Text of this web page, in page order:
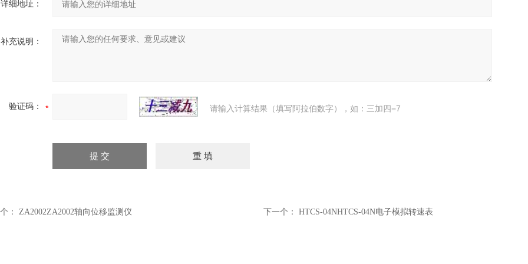
详细地址：
补充说明：
验证码： 请输入计算结果（填写阿拉伯数字），如：三加四=7
： ZA2002ZA2002轴向位移监测仪 下一个： HTCS-04NHTCS-04N电子模拟转速表